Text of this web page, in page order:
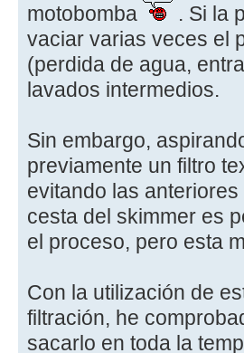
motobomba
. Si la
vaciar varias veces el
(perdida de agua,
lavados intermedios.
Sin embargo,
previamente un filtro
evitando las
cesta del skimmer es
el proceso, pero esta
Con la utilización de
filtración, he
sacarlo en toda la